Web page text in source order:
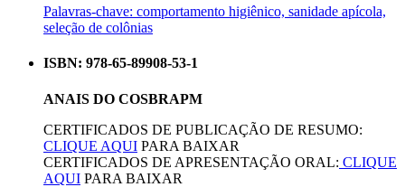
Palavras-chave: comportamento higiênico, sanidade apícola,
seleção de colônias
ISBN: 978-65-89908-53-1
ANAIS DO COSBRAPM
CERTIFICADOS DE PUBLICAÇÃO DE RESUMO:
CLIQUE AQUI PARA BAIXAR
CERTIFICADOS DE APRESENTAÇÃO ORAL: CLIQUE
AQUI PARA BAIXAR